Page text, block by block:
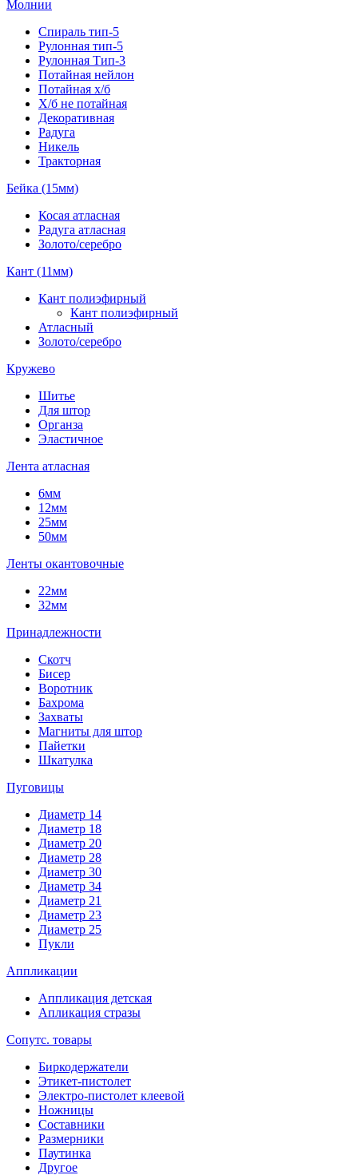
Молнии
Спираль тип-5
Рулонная тип-5
Рулонная Тип-3
Потайная нейлон
Потайная х/б
Х/б не потайная
Декоративная
Радуга
Никель
Тракторная
Бейка (15мм)
Косая атласная
Радуга атласная
Золото/серебро
Кант (11мм)
Кант полиэфирный
Кант полиэфирный
Атласный
Золото/серебро
Кружево
Шитье
Для штор
Органза
Эластичное
Лента атласная
6мм
12мм
25мм
50мм
Ленты окантовочные
22мм
32мм
Принадлежности
Скотч
Бисер
Воротник
Бахрома
Захваты
Магниты для штор
Пайетки
Шкатулка
Пуговицы
Диаметр 14
Диаметр 18
Диаметр 20
Диаметр 28
Диаметр 30
Диаметр 34
Диаметр 21
Диаметр 23
Диаметр 25
Пукли
Аппликации
Аппликация детская
Апликация стразы
Сопутс. товары
Биркодержатели
Этикет-пистолет
Электро-пистолет клеевой
Ножницы
Составники
Размерники
Паутинка
Другое